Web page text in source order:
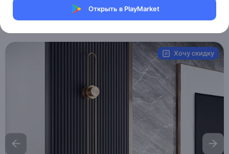
Открыть в PlayMarket
Магазин Table lamps
Хочу скидку